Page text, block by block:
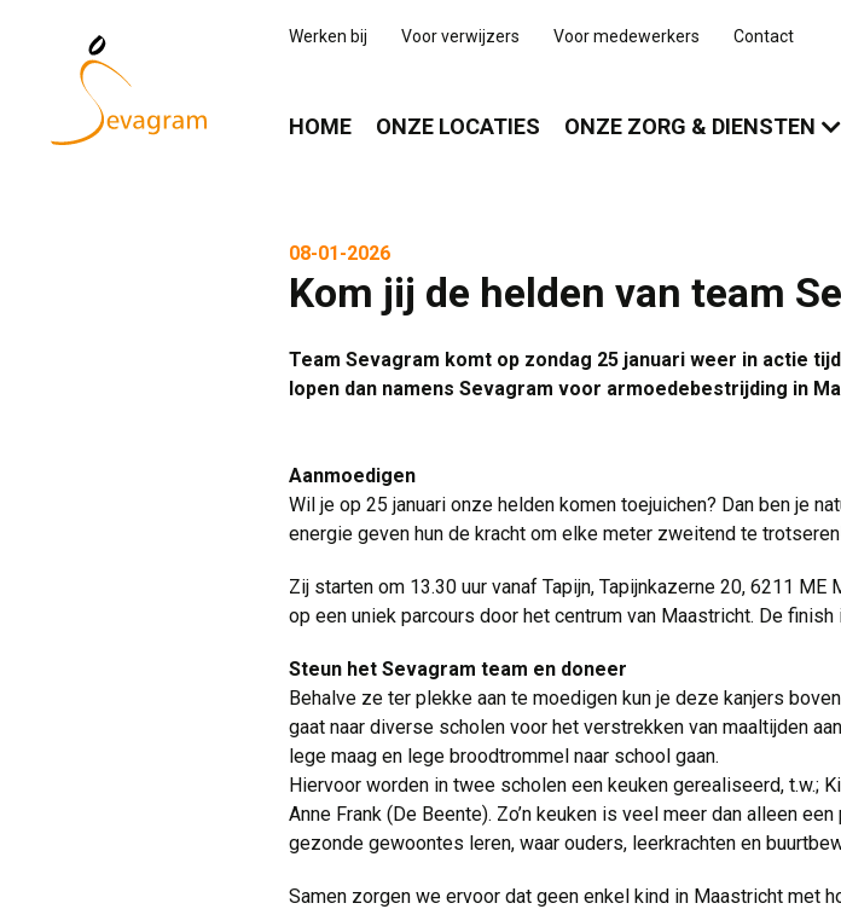
Werken bij Voor verwijzers Voor medewerkers Contact
HOME ONZE LOCATIES ONZE ZORG & DIENSTEN
08-01-2026
Kom jij de helden van team
Team Sevagram komt op zondag 25 januari weer in actie
lopen dan namens Sevagram voor armoedebestrijding in
Aanmoedigen
Wil je op 25 januari onze helden komen toejuichen? Dan ben je
energie geven hun de kracht om elke meter zweitend te
Zij starten om 13.30 uur vanaf Tapijn, Tapijnkazerne 20, 6211
op een uniek parcours door het centrum van Maastricht. De finish
Steun het Sevagram team en doneer
Behalve ze ter plekke aan te moedigen kun je deze kanjers
gaat naar diverse scholen voor het verstrekken van maaltijden
lege maag en lege broodtrommel naar school gaan.
Hiervoor worden in twee scholen een keuken gerealiseerd, t.w.;
Anne Frank (De Beente). Zo’n keuken is veel meer dan alleen
gezonde gewoontes leren, waar ouders, leerkrachten en
Samen zorgen we ervoor dat geen enkel kind in Maastricht met